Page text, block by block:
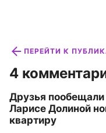
ПЕРЕЙТИ К
4
Друзья пообещали
Ларисе Долиной
квартиру